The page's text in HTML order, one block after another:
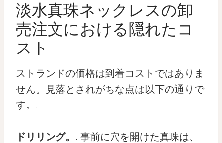
淡水真珠ネックレスの卸
売注文における隠れたコ
スト
ストランドの価格は到着コストではありま
せん。見落とされがちな点は以下の通りで
す。.
ドリリング。. 事前に穴を開けた真珠は、